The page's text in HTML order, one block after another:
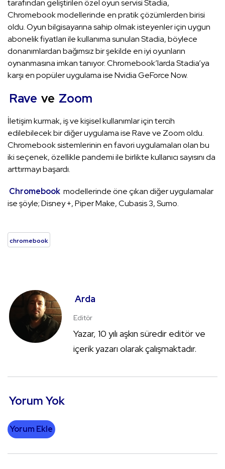
tarafından geliştirilen özel oyun servisi Stadia,
Chromebook modellerinde en pratik çözümlerden birisi
oldu. Oyun bilgisayarına sahip olmak isteyenler için uygun
abonelik fiyatları ile kullanıma sunulan Stadia, böylece
donanımlardan bağımsız bir şekilde en iyi oyunların
oynanmasına imkan tanıyor. Chromebook’larda Stadia’ya
karşı en popüler uygulama ise Nvidia GeForce Now.
Rave ve Zoom
İletişim kurmak, iş ve kişisel kullanımlar için tercih
edilebilecek bir diğer uygulama ise Rave ve Zoom oldu.
Chromebook sistemlerinin en favori uygulamaları olan bu
iki seçenek, özellikle pandemi ile birlikte kullanıcı sayısını da
arttırmayı başardı.
Chromebook modellerinde öne çıkan diğer uygulamalar
ise şöyle; Disney +, Piper Make, Cubasis 3, Sumo.
chromebook
Arda
Editör
Yazar, 10 yılı aşkın süredir editör ve
içerik yazarı olarak çalışmaktadır.
Yorum Yok
Yorum Ekle